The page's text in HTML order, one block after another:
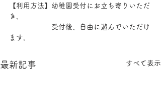
【利用方法】幼稚園受付にお立ち寄りいただ
き、
受付後、自由に遊んでいただけ
ます。
最新記事 すべて表示